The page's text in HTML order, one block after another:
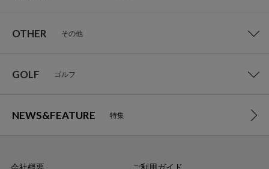
OTHER その他
GOLF ゴルフ
NEWS&FEATURE 特集